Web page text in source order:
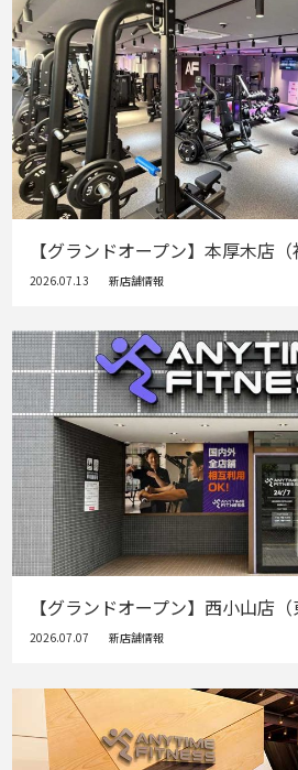
【グランドオープン】本厚木店（
2026.07.13 新店舗情報
【グランドオープン】西小山店（
2026.07.07 新店舗情報